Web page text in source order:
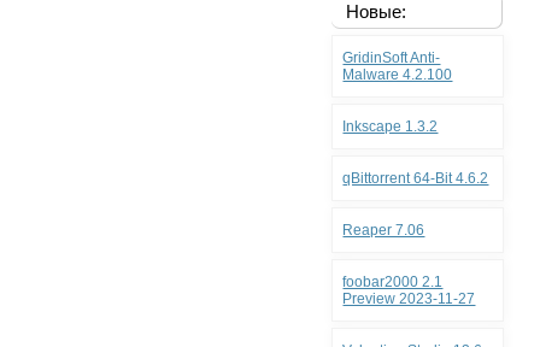
Новые:
GridinSoft Anti-
Malware 4.2.100
Inkscape 1.3.2
qBittorrent 64-Bit 4.6.2
Reaper 7.06
foobar2000 2.1
Preview 2023-11-27